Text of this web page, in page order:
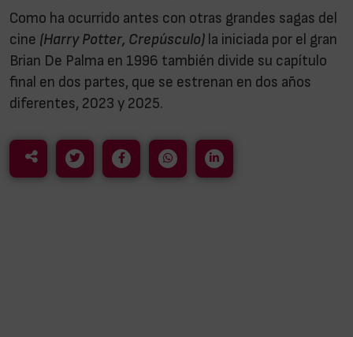
Como ha ocurrido antes con otras grandes sagas del
cine (Harry Potter, Crepúsculo) la iniciada por el gran
Brian De Palma en 1996 también divide su capítulo
final en dos partes, que se estrenan en dos años
diferentes, 2023 y 2025.